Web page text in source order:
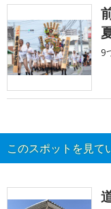
9
このスポットを見て